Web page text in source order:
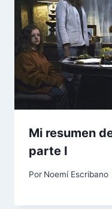
Mi resumen
parte I
Por Noemí Escribano